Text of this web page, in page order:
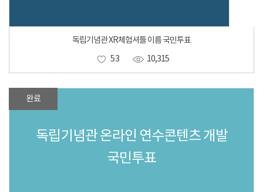
독립기념관 XR체험셔틀 이름 국민투표
53
10,315
완료
독립기념관 온라인 연수콘텐츠 개발
국민투표